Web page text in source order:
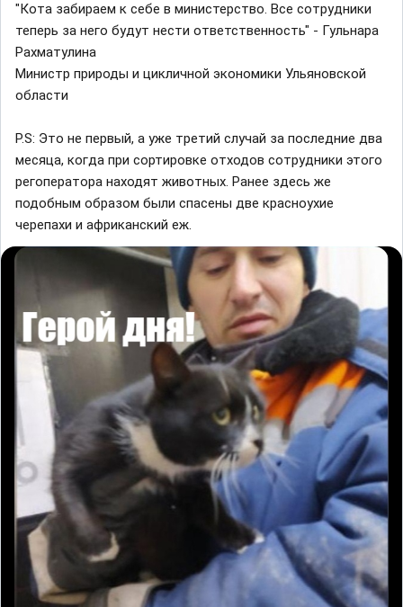
"Кота забираем к себе в министерство. Все сотрудники
теперь за него будут нести ответственность" - Гульнара
Рахматулина
Министр природы и цикличной экономики Ульяновской
области
P.S: Это не первый, а уже третий случай за последние два
месяца, когда при сортировке отходов сотрудники этого
регоператора находят животных. Ранее здесь же
подобным образом были спасены две красноухие
черепахи и африканский еж.